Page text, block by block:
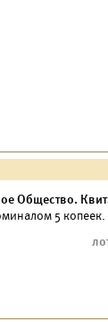
Общество.
5